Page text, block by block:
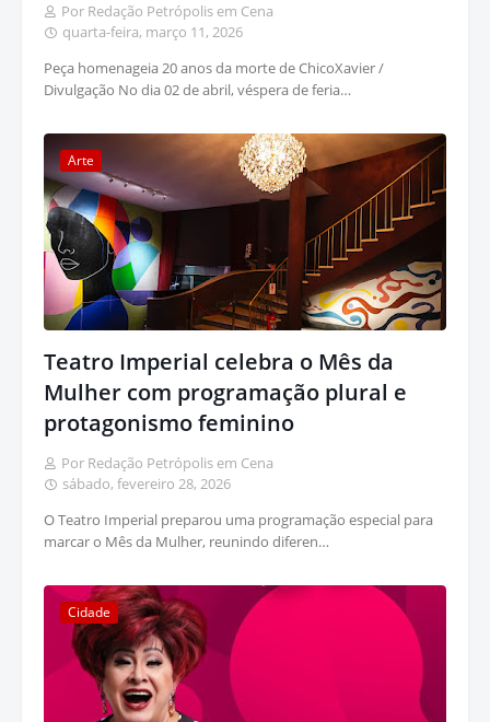
Por Redação Petrópolis em Cena
quarta-feira, março 11, 2026
Peça homenageia 20 anos da morte de ChicoXavier /
Divulgação No dia 02 de abril, véspera de feria…
Arte
Teatro Imperial celebra o Mês da
Mulher com programação plural e
protagonismo feminino
Por Redação Petrópolis em Cena
sábado, fevereiro 28, 2026
O Teatro Imperial preparou uma programação especial para
marcar o Mês da Mulher, reunindo diferen…
Cidade